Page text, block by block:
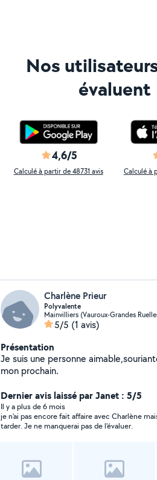
Nos
évaluent
4,6/5
Calculé à partir de 48731 avis Calculé à
Charlène Prieur
Polyvalente
Mainvilliers (Vauroux-Grandes
5/5 (1 avis)
Présentation
Je suis une personne aimable,souriante à l'écoute
mon prochain.
Dernier avis laissé par Janet : 5/5
Il y a plus de 6 mois
je n'ai pas encore fait affaire avec Charlène
tarder. Je ne manquerai pas de l'évaluer.